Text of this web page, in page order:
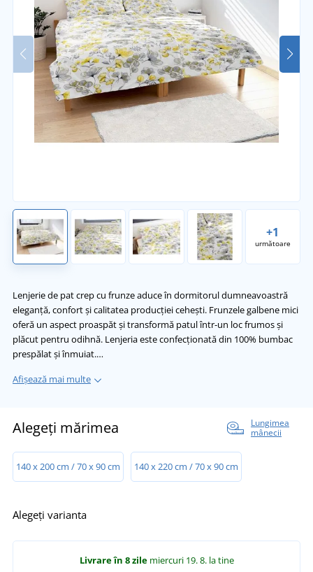
+1
următoare
Lenjerie de pat crep cu frunze aduce în dormitorul dumneavoastră
eleganță, confort și calitatea producției cehești. Frunzele galbene mici
oferă un aspect proaspăt și transformă patul într-un loc frumos și
plăcut pentru odihnă. Lenjeria este confecționată din 100% bumbac
prespălat și înmuiat.…
Afișează mai multe
Alegeți mărimea
Lungimea
mânecii
140 x 200 cm / 70 x 90 cm 140 x 220 cm / 70 x 90 cm
Alegeți varianta
Livrare în 8 zile miercuri 19. 8. la tine